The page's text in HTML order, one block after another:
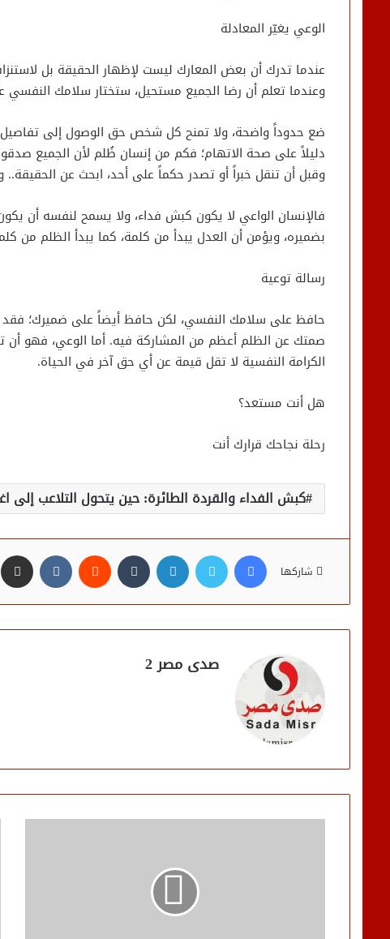
​الوعي يغيّر المعادلة
​عندما تدرك أن بعض المعارك ليست لإظهار الحقيقة بل
وعندما تعلم أن رضا الجميع مستحيل، ستختار سلامك
​ضع حدوداً واضحة، ولا تمنح كل شخص حق الوصول إلى تفاصيل
دليلاً على صحة الاتهام؛ فكم من إنسان ظُلم لأن الجميع
وقبل أن تنقل خبراً أو تصدر حكماً على أحد، ابحث عن
​فالإنسان الواعي لا يكون كبش فداء، ولا يسمح لنفسه أن يكون
بضميره، ويؤمن أن العدل يبدأ من كلمة، كما يبدأ الظلم من
​رسالة توعية
​حافظ على سلامك النفسي، لكن حافظ أيضاً على ضميرك؛
صمتك عن الظلم أعظم من المشاركة فيه. أما الوعي، فهو أن
الكرامة النفسية لا تقل قيمة عن أي حق آخر في الحياة.
هل أنت مستعد؟
رحلة نجاحك قرارك أنت
كبش الفداء والقردة الطائرة: حين يتحول التلاعب إلى
شاركها
فيسبوك تويتر لينكدإن
صدى مصر 2